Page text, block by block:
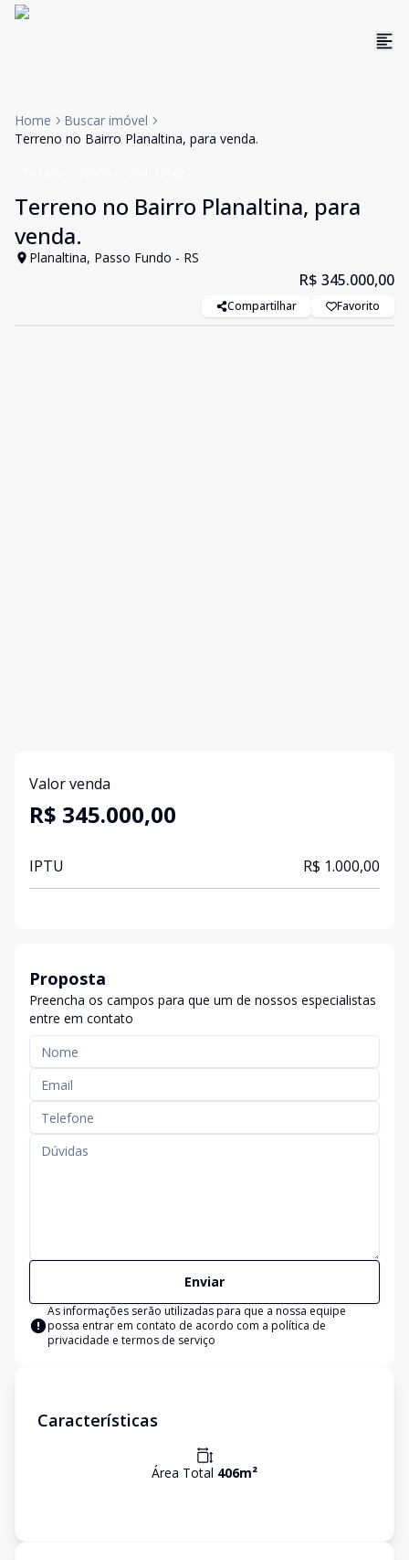
Home
Buscar imóvel
Terreno no Bairro Planaltina, para venda.
Terreno no Bairro Planaltina, para
venda.
Planaltina, Passo Fundo - RS
R$ 345.000,00
Compartilhar Favorito
Valor venda
R$ 345.000,00
IPTU R$ 1.000,00
Proposta
Preencha os campos para que um de nossos especialistas
entre em contato
Enviar
As informações serão utilizadas para que a nossa equipe
possa entrar em contato de acordo com a política de
privacidade e termos de serviço
Características
Área Total 406m²